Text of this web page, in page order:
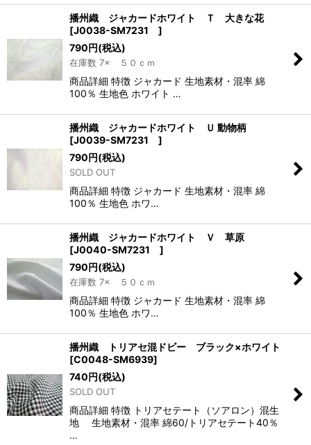
播州織 ジャカードホワイト Ｔ 大きな花
[J0038-SM7231 ]
790円(税込)
在庫数 7× ５０ｃｍ
商品詳細 特徴 ジャカード 生地素材・混率 綿
100％ 生地色 ホワイト …
播州織 ジャカードホワイト Ｕ 動物柄
[J0039-SM7231 ]
790円(税込)
SOLD OUT
商品詳細 特徴 ジャカード 生地素材・混率 綿
100％ 生地色 ホワ…
播州織 ジャカードホワイト Ｖ 草原
[J0040-SM7231 ]
790円(税込)
在庫数 7× ５０ｃｍ
商品詳細 特徴 ジャカード 生地素材・混率 綿
100％ 生地色 ホワ…
播州織 トリアセ混ドビー ブラック×ホワイト
[C0048-SM6939]
740円(税込)
SOLD OUT
商品詳細 特徴 トリアセテート（ソアロン）混生
地 生地素材・混率 綿60/トリアセテート40％
…